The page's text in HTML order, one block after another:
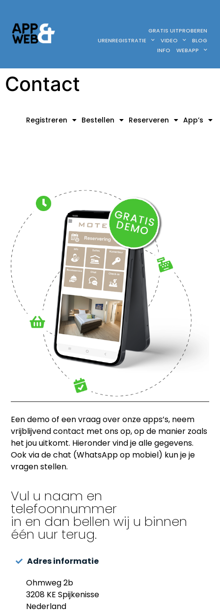
GRATIS UITPROBEREN
URENREGISTRATIE
VIDEO
BLOG
INFO
WEBAPP
Contact
Registreren Bestellen Reserveren App’s
Een demo of een vraag over onze apps’s, neem
vrijblijvend contact met ons op, op de manier zoals
het jou uitkomt. Hieronder vind je alle gegevens.
Ook via de chat (WhatsApp op mobiel) kun je je
vragen stellen.
Vul u naam en
telefoonnummer
in en dan bellen wij u binnen
één uur terug.​
Adres informatie
Ohmweg 2b
3208 KE Spijkenisse
Nederland